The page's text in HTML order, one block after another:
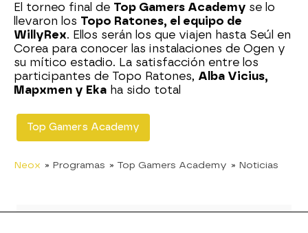
El torneo final de Top Gamers Academy se lo
llevaron los Topo Ratones, el equipo de
WillyRex. Ellos serán los que viajen hasta Seúl en
Corea para conocer las instalaciones de Ogen y
su mítico estadio. La satisfacción entre los
participantes de Topo Ratones, Alba Vicius,
Mapxmen y Eka ha sido total
Top Gamers Academy
Neox » Programas » Top Gamers Academy » Noticias